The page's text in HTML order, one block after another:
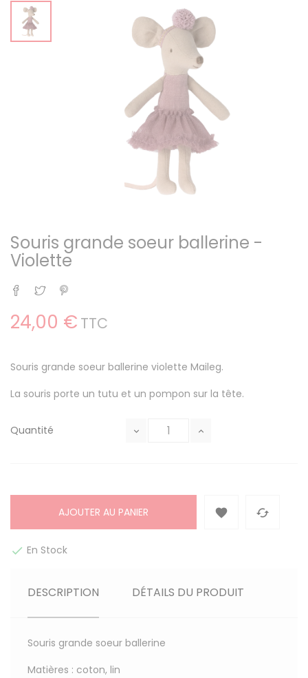
Souris grande soeur ballerine -
Violette
Partager
Tweet
24,00 € TTC
Souris grande soeur ballerine violette Maileg.
La souris porte un tutu et un pompon sur la tête.
Quantité
AJOUTER AU PANIER  
 En Stock
DESCRIPTION DÉTAILS DU PRODUIT
Souris grande soeur ballerine
Matières : coton, lin